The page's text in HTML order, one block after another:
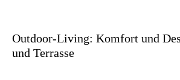
Outdoor-Living: Komfort und
und Terrasse